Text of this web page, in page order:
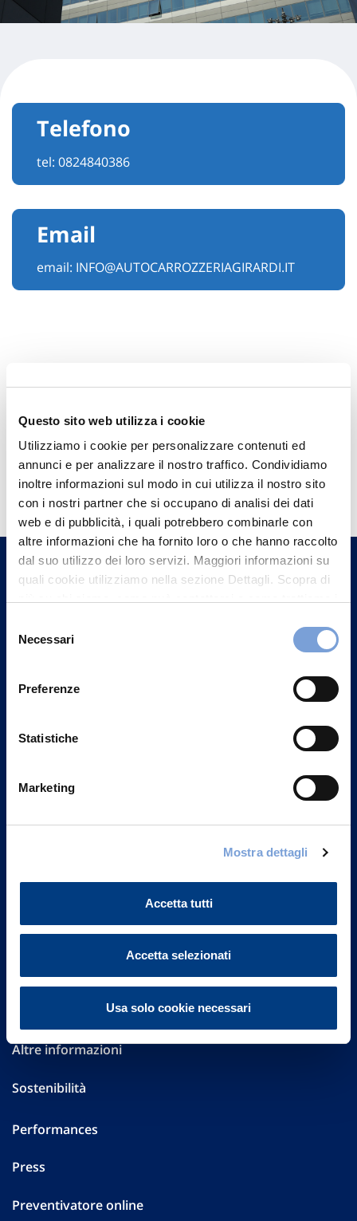
Questo sito web utilizza i cookie
Utilizziamo i cookie per personalizzare contenuti ed
annunci e per analizzare il nostro traffico. Condividiamo
inoltre informazioni sul modo in cui utilizza il nostro sito
con i nostri partner che si occupano di analisi dei dati
web e di pubblicità, i quali potrebbero combinarle con
altre informazioni che ha fornito loro o che hanno raccolto
dal suo utilizzo dei loro servizi. Maggiori informazioni su
quali cookie utilizziamo nella sezione Dettagli. Scopra di
può trovare nel footer del sito nella sezione "Informativa
delNecessari
Preferenze
Statistiche
Marketing
Mostra dettagli
Accetta tutti
Accetta selezionati
Usa solo cookie necessari
Telefono
tel: 0824840386
Email
email: INFO@AUTOCARROZZERIAGIRARDI.IT
Hai bisogno di
informazioni?
Trova l'Agenzia più vicina a te e parla con
un nostro Agente.
FAQ
Governance
Investor Relations
Altre informazioni
Sostenibilità
Performances
Press
Preventivatore online